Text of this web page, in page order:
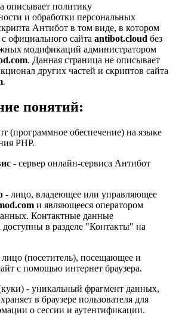
описывает политику
и обработки персональных
Антибот в том виде, в котором
официального сайта antibot.cloud без
модификаций администратором
. Данная страница не описывает
других частей и скриптов сайта
.
понятий:
(программное обеспечение) на языке
PHP.
- сервер онлайн-сервиса Антибот
- лицо, владеющее или управляющее
и являющееся оператором
Контактные данные
доступны в разделе "Контакты" на
лицо (посетитель), посещающее и
с помощью интернет браузера.
- уникальный фрагмент данных,
в браузере пользователя для
о сессии и аутентификации.